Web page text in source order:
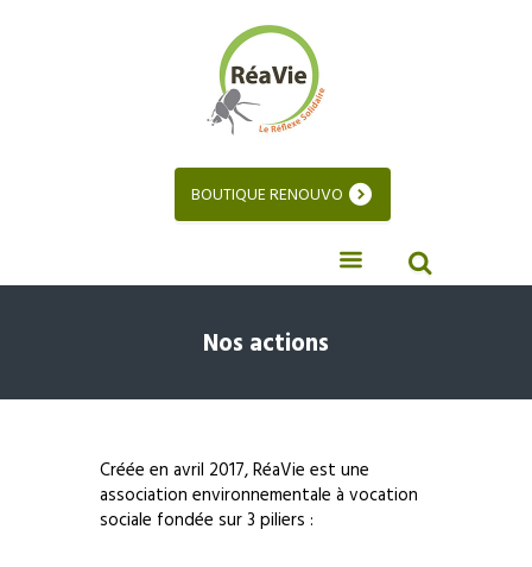
BOUTIQUE RENOUVO
Nos actions
Créée en avril 2017, RéaVie est une
association environnementale à vocation
sociale fondée sur 3 piliers :